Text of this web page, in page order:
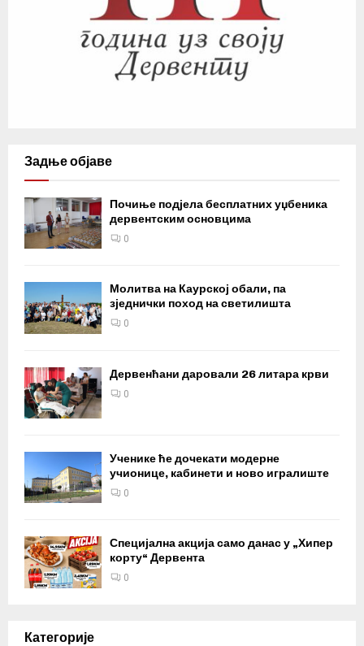
Задње објаве
Почиње подјела бесплатних уџбеника
дервентским основцима
0
Молитва на Каурској обали, па
зједнички поход на светилишта
0
Дервенћани даровали 26 литара крви
0
Ученике ће дочекати модерне
учионице, кабинети и ново игралиште
0
Специјална акција само данас у „Хипер
корту“ Дервента
0
Категорије